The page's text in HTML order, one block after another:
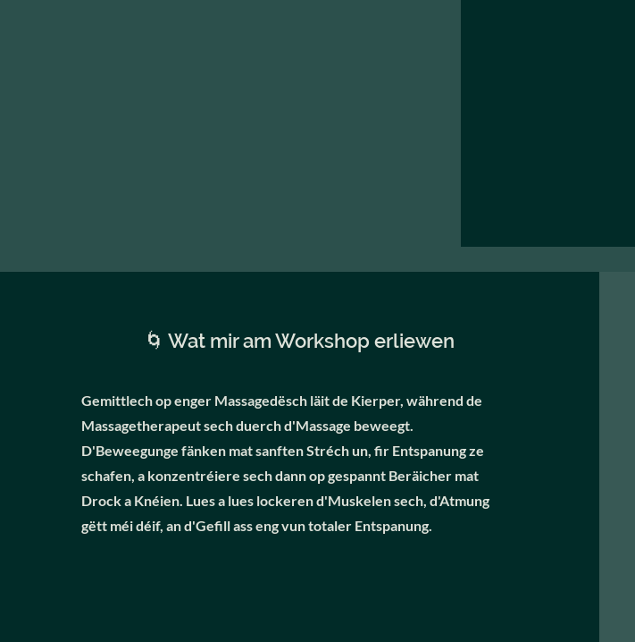
🌀 Wat mir am Workshop erliewen
Gemittlech op enger Massagedësch läit de Kierper, während de
Massagetherapeut sech duerch d'Massage beweegt.
D'Beweegunge fänken mat sanften Stréch un, fir Entspanung ze
schafen, a konzentréiere sech dann op gespannt Beräicher mat
Drock a Knéien. Lues a lues lockeren d'Muskelen sech, d'Atmung
gëtt méi déif, an d'Gefill ass eng vun totaler Entspanung.